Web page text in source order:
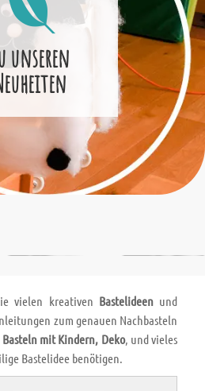
unseren
vielen kreativen Bastelideenund
zum genauen Nachbasteln
mit Kindern, Deko, und vieles
Bastelidee benötigen.